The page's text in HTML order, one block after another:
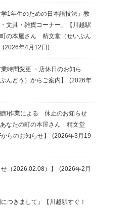
1年生のための日本語技法』教
文具・雑貨コーナー」【川越駅
の本屋さん 精文堂（せいぶん
(2026年4月12日)
業時間変更 ・店休日のお知ら
んどう）からご案内】
(2026年
卸作業による 休止のお知らせ
あなたの町の本屋さん 精文堂
らのお知らせ】
(2026年3月19
（2026.02.08）】
(2026年2月
つきまして』【川越駅すぐ！